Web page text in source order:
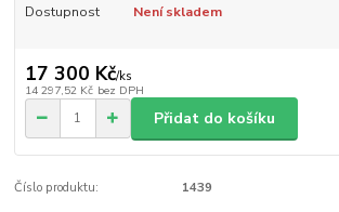
Dostupnost Není skladem
17 300 Kč/ks
14 297,52 Kč bez DPH
Přidat do košíku
Číslo produktu: 1439